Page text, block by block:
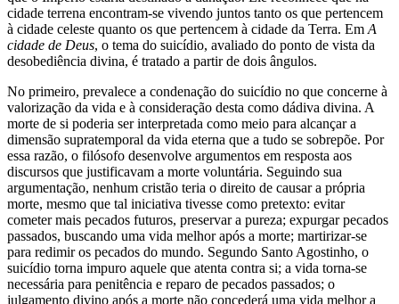
cidade terrena encontram-se vivendo juntos tanto os que pertencem
à cidade celeste quanto os que pertencem à cidade da Terra. EmA
cidade de Deus, o tema do suicídio, avaliado do ponto de vista da
desobediência divina, é tratado a partir de dois ângulos.
No primeiro, prevalece a condenação do suicídio no que concerne à
valorização da vida e à consideração desta como dádiva divina. A
morte de si poderia ser interpretada como meio para alcançar a
dimensão supratemporal da vida eterna que a tudo se sobrepõe. Por
essa razão, o filósofo desenvolve argumentos em resposta aos
discursos que justificavam a morte voluntária. Seguindo sua
argumentação, nenhum cristão teria o direito de causar a própria
morte, mesmo que tal iniciativa tivesse como pretexto: evitar
cometer mais pecados futuros, preservar a pureza; expurgar pecados
passados, buscando uma vida melhor após a morte; martirizar-se
para redimir os pecados do mundo. Segundo Santo Agostinho, o
suicídio torna impuro aquele que atenta contra si; a vida torna-se
necessária para penitência e reparo de pecados passados; o
julgamento divino após a morte não concederá uma vida melhor a